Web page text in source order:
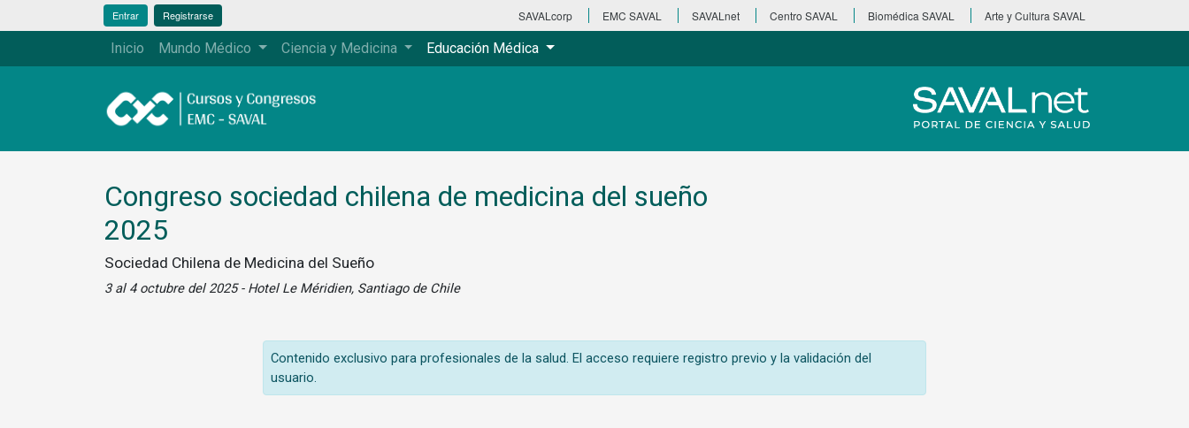
Entrar Registrarse SAVALcorp EMC SAVAL SAVALnet Centro SAVAL Biomédica SAVAL Arte y Cultura SAVAL
Inicio Mundo Médico Ciencia y Medicina Educación Médica
Congreso sociedad chilena de medicina del sueño
2025
Sociedad Chilena de Medicina del Sueño
3 al 4 octubre del 2025 - Hotel Le Méridien, Santiago de Chile
Contenido exclusivo para profesionales de la salud. El acceso requiere registro previo y la validación del
usuario.